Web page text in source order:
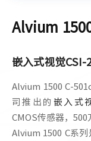
Alvium
嵌入式视觉CSI-
Alvium 1500 C-
司推出的嵌入式
CMOS传感器，
Alvium 1500 C系